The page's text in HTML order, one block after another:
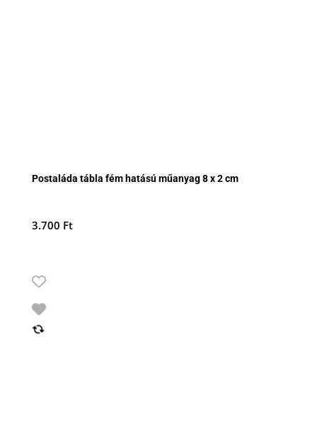
Postaláda tábla fém hatású műanyag 8 x 2 cm
3.700 Ft